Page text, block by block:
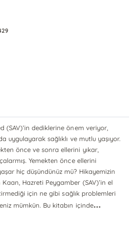
(SAV)’in dediklerine önem veriyor,
uygulayarak sağlıklı ve mutlu yaşıyor.
önce ve sonra ellerini yıkar,
Yemekten önce ellerini
hiç düşündünüz mü? Hikayemizin
Hazreti Peygamber (SAV)’in el
için ne gibi sağlık problemleri
mümkün. Bu kitabın içinde...